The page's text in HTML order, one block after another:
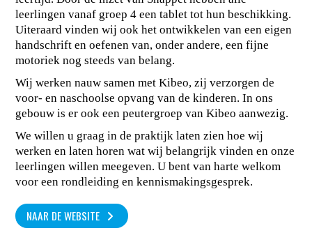
leerlingen vanaf groep 4 een tablet tot hun beschikking.
Uiteraard vinden wij ook het ontwikkelen van een eigen
handschrift en oefenen van, onder andere, een fijne
motoriek nog steeds van belang.
Wij werken nauw samen met Kibeo, zij verzorgen de
voor- en naschoolse opvang van de kinderen. In ons
gebouw is er ook een peutergroep van Kibeo aanwezig.
We willen u graag in de praktijk laten zien hoe wij
werken en laten horen wat wij belangrijk vinden en onze
leerlingen willen meegeven. U bent van harte welkom
voor een rondleiding en kennismakingsgesprek.
NAAR DE WEBSITE